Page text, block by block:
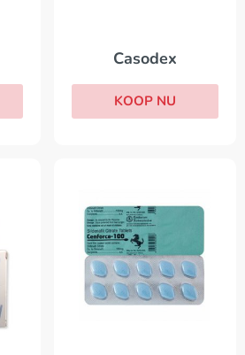
Casodex
KOOP NU